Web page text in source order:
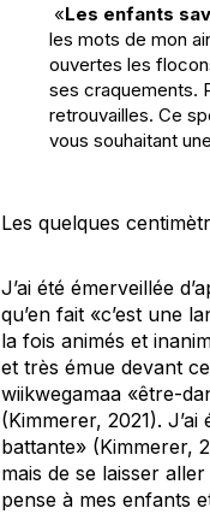
«Les enfants
les mots de mon
ouvertes les
ses craquements.
retrouvailles. Ce
vous souhaitant
Les quelques
J’ai été émerveillée
qu’en fait «c’est une
la fois animés et
et très émue devant
wiikwegamaa «être-
(Kimmerer, 2021).
battante» (Kimmerer,
mais de se laisser
pense à mes enfants